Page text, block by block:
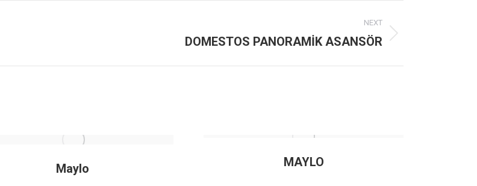
NEXT
DOMESTOS PANORAMİK ASANSÖR
Maylo MAYLO